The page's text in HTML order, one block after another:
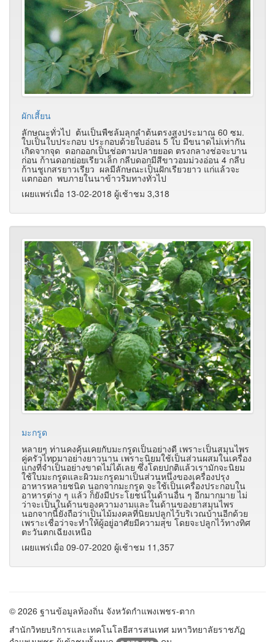
ผักเสี้ยน
ลักษณะทั่วไป ต้นเป็นพืชล้มลุกลำต้นตรงสูงประมาณ 60 ซม.
ใบเป็นใบประกอบ ประกอบด้วยใบอ่อน 5 ใบ มีขนาดไม่เท่ากัน
เกิดจากจุด ดอกออกเป็นช่อตามปลายยอด ตรงกลางช่อจะบาน
ก่อน ก้านดอกย่อยเรียวเล็ก กลีบดอกมีสีขาวอมม่วงอ่อน 4 กลีบ
ก้านชูเกสรยาวเรียว ผลมีลักษณะเป็นฝักเรียวยาว แก่แล้วจะ
แตกออก พบภายในนาข้าวริมทางทั่วไป
เผยแพร่เมื่อ 13-02-2018 ผู้เช้าชม 3,318
มะกรูด
หลายๆ ท่านคงคุ้นเคยกับมะกรูดเป็นอย่างดี เพราะเป็นสมุนไพร
คู่ครัวไทpมาอย่างยาวนาน เพราะนิยมใช้เป็นส่วนผสมในเครื่อง
แกงที่จำเป็นอย่างขาดไม่ได้เลย ซึ่งโดยปกติแล้วเรามักจะนิยม
ใช้ใบมะกรูดและผิวมะกรูดมาเป็นส่วนหนึ่งของเครื่องปรุง
อาหารหลายชนิด นอกจากมะกรูด จะใช้เป็นเครื่องประกอบใน
อาหารต่าง ๆ แล้ว ก็ยังมีประโยชน์ในด้านอื่น ๆ อีกมากมาย ไม่
ว่าจะเป็นในด้านของความงามและในด้านของยาสมุนไพร
นอกจากนี้ยังถือว่าเป็นไม้มงคลที่นิยมปลูกไว้บริเวณบ้านอีกด้วย
เพราะเชื่อว่าจะทำให้ผู้อยู่อาศัยมีความสุข โดยจะปลูกไว้ทางทิศ
ตะวันตกเฉียงเหนือ
เผยแพร่เมื่อ 09-07-2020 ผู้เช้าชม 11,357
© 2026 ฐานข้อมูลท้องถิ่น จังหวัดกำแพงเพชร-ตาก
สำนักวิทยบริการและเทคโนโลยีสารสนเทศ มหาวิทยาลัยราชภัฏ